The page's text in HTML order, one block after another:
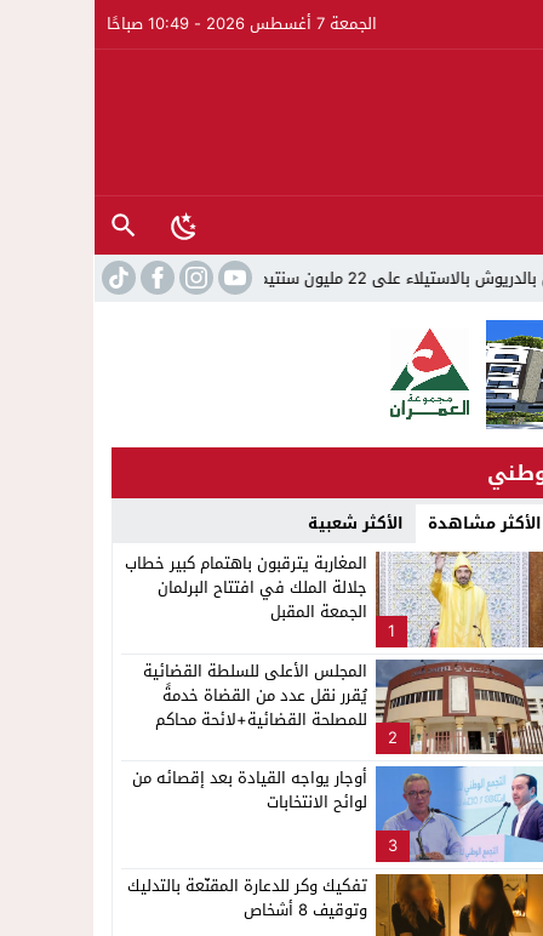
الجمعة 7 أغسطس 2026 - 10:49 صباحًا
22:45 جمعية الجالية للنقل الدولي تخلد عيد العرش واليوم
الأكثر مشاهدة الأكثر شعبية
1
المغاربة يترقبون باهتمام كبير خطاب
جلالة الملك في افتتاح البرلمان
الجمعة المقبل
2
المجلس الأعلى للسلطة القضائية
يُقرر نقل عدد من القضاة خدمةً
للمصلحة القضائية+لائحة محاكم
3
أوجار يواجه القيادة بعد إقصائه من
لوائح الانتخابات
تفكيك وكر للدعارة المقنّعة بالتدليك
وتوقيف 8 أشخاص